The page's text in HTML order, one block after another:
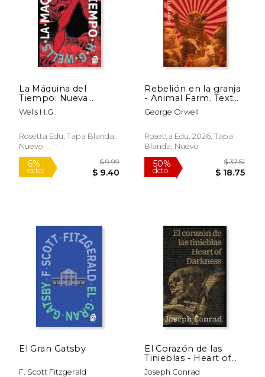
La Máquina del
Tiempo: Nueva
Traducción al Español
Wells H.G.
Rosetta Edu, Tapa Blanda,
Nuevo
6%
dcto.
Rebelión en la granja
- Animal Farm. Texto
paralelo bilingüe -
Bilingual edition:
English - Spanish
George Orwell
Rosetta Edu, 2026, Tapa
Blanda, Nuevo
50%
dcto.
El Gran Gatsby
F. Scott Fitzgerald
El Corazón de las
Tinieblas - Heart of
Darkness
Joseph Conrad